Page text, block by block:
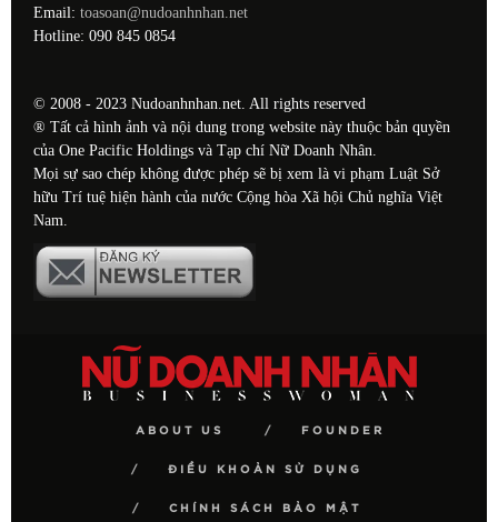
Email: toasoan@nudoanhnhan.net
Hotline: 090 845 0854
© 2008 - 2023 Nudoanhnhan.net. All rights reserved
® Tất cả hình ảnh và nội dung trong website này thuộc bản quyền
của One Pacific Holdings và Tạp chí Nữ Doanh Nhân.
Mọi sự sao chép không được phép sẽ bị xem là vi phạm Luật Sở
hữu Trí tuệ hiện hành của nước Cộng hòa Xã hội Chủ nghĩa Việt
Nam.
ABOUT US FOUNDER
ĐIỀU KHOẢN SỬ DỤNG
CHÍNH SÁCH BẢO MẬT